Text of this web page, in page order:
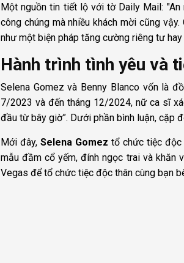
Một nguồn tin tiết lộ với tờ Daily Mail:
công chúng mà nhiều khách mời cũng
như một biện pháp tăng cường riêng tư
Hành trình tình yêu và
Selena Gomez và Benny Blanco vốn là
7/2023 và đến tháng 12/2024, nữ ca sĩ
đầu từ bây giờ”. Dưới phần bình luận, cặp
Mới đây, Selena Gomez tổ chức tiệc độc
mẫu đầm cổ yếm, đính ngọc trai và khăn
Vegas để tổ chức tiệc độc thân cùng bạn